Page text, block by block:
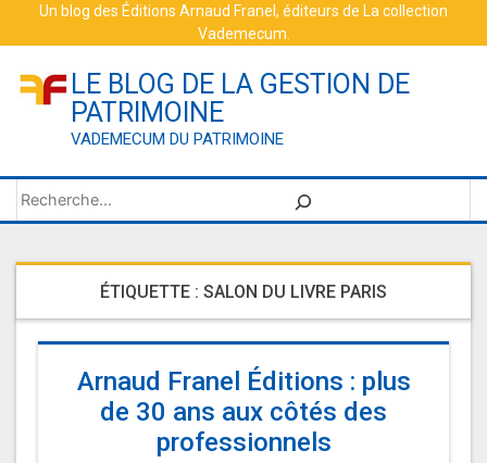
Un blog des Éditions Arnaud Franel , éditeurs de La collection
Vademecum
LE BLOG DE LA GESTION DE
PATRIMOINE
VADEMECUM DU PATRIMOINE
Rechercher
ÉTIQUETTE : SALON DU LIVRE PARIS
Arnaud Franel Éditions : plus
de 30 ans aux côtés des
professionnels